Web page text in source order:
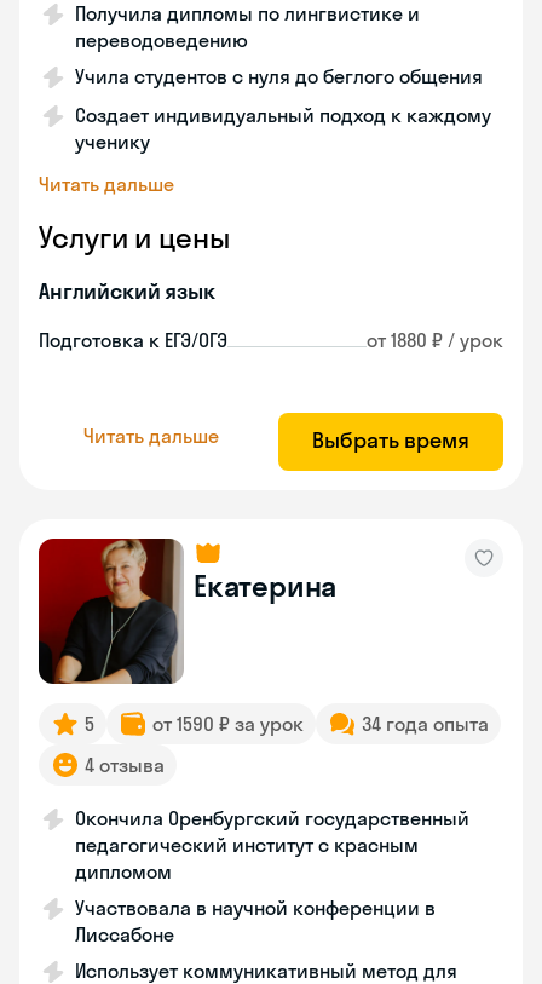
Получила дипломы по лингвистике и
переводоведению
Учила студентов с нуля до беглого общения
Создает индивидуальный подход к каждому
ученику
Читать дальше
Услуги и цены
Английский язык
Подготовка к ЕГЭ/ОГЭ от 1880 ₽ / урок
Читать дальше Выбрать время
Екатерина
5 от 1590 ₽ за урок
34 года опыта
4 отзыва
Окончила Оренбургский государственный
педагогический институт с красным
дипломом
Участвовала в научной конференции в
Лиссабоне
Использует коммуникативный метод для